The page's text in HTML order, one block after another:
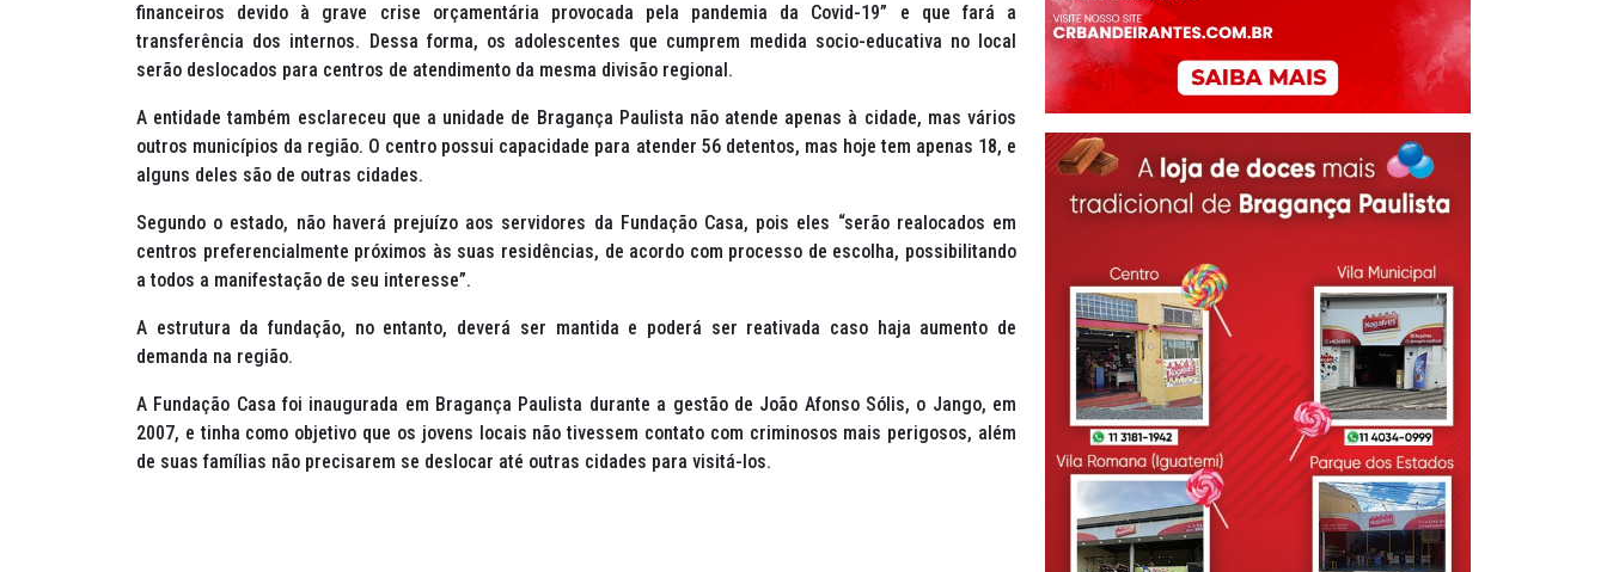
financeiros devido à grave crise orçamentária provocada pela pandemia da Covid-19” e que fará a
transferência dos internos. Dessa forma, os adolescentes que cumprem medida socio-educativa no local
serão deslocados para centros de atendimento da mesma divisão regional.
A entidade também esclareceu que a unidade de Bragança Paulista não atende apenas à cidade, mas vários
outros municípios da região. O centro possui capacidade para atender 56 detentos, mas hoje tem apenas 18, e
alguns deles são de outras cidades.
Segundo o estado, não haverá prejuízo aos servidores da Fundação Casa, pois eles “serão realocados em
centros preferencialmente próximos às suas residências, de acordo com processo de escolha, possibilitando
a todos a manifestação de seu interesse”.
A estrutura da fundação, no entanto, deverá ser mantida e poderá ser reativada caso haja aumento de
demanda na região.
A Fundação Casa foi inaugurada em Bragança Paulista durante a gestão de João Afonso Sólis, o Jango, em
2007, e tinha como objetivo que os jovens locais não tivessem contato com criminosos mais perigosos, além
de suas famílias não precisarem se deslocar até outras cidades para visitá-los.